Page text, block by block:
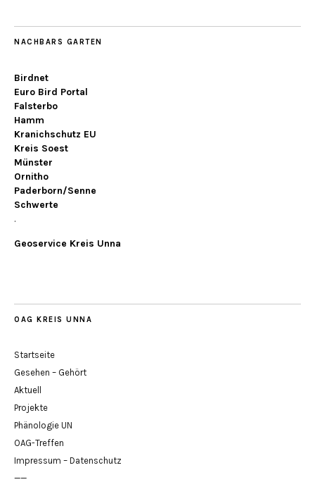
NACHBARS GARTEN
Birdnet
Euro Bird Portal
Falsterbo
Hamm
Kranichschutz EU
Kreis Soest
Münster
Ornitho
Paderborn/Senne
Schwerte
.
Geoservice Kreis Unna
OAG KREIS UNNA
Startseite
Gesehen – Gehört
Aktuell
Projekte
Phänologie UN
OAG-Treffen
Impressum – Datenschutz
——